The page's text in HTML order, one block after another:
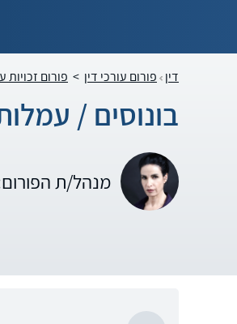
דין פורום עורכי דין > פורום
בונוסים /
מנהל/ת